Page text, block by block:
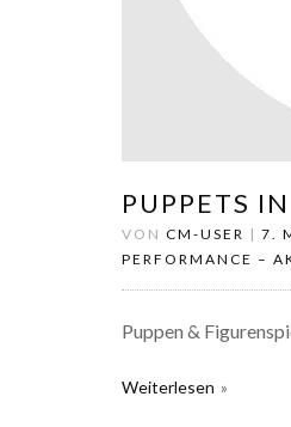
PUPPETS
VON CM-USER | 7.
PERFORMANCE –
Puppen &
Weiterlesen